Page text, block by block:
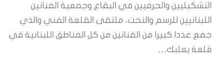
التشكيليين والحرفيين في البقاع وجمعية الفنانين
اللبنانيين للرسم والنحت، ملتقى القلعة الفني والذي
جمع عددا كبيرا من الفنانين من كل المناطق اللبنانية في
قلعة بعلبك…